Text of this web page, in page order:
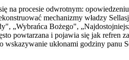
na procesie odwrotnym:
mechanizmy władzy
„Wybrańca Bożego",
powtarzana i pojawia się jak refren
ukłonami godziny panu